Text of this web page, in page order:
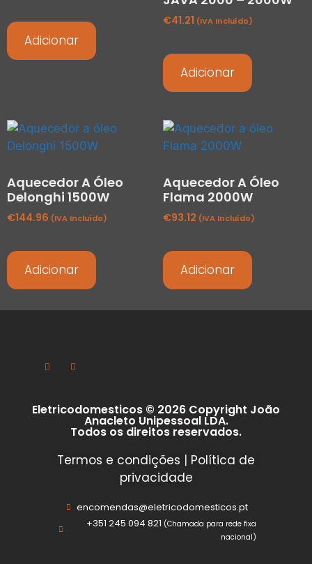
Adicionar
€41.21 (IVA Incluído)
Adicionar
Aquecedor A Óleo
Delonghi 1500W
€144.96 (IVA Incluído)
Adicionar
Aquecedor A Óleo
Flama 2000W
€93.12 (IVA Incluído)
Adicionar
Eletricodomesticos © 2026 Copyright João
Anacleto Unipessoal LDA.
Todos os direitos reservados.
Termos e condições | Política de
privacidade
encomendas@eletricodomesticos.pt
+351 245 094 821 (Chamada para rede fixa
nacional)